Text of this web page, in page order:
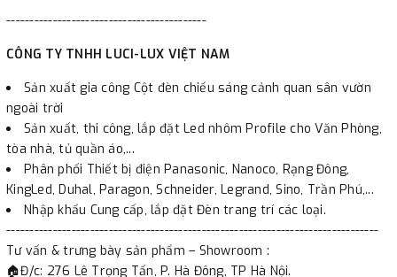
-------------------------------------------
CÔNG TY TNHH LUCI-LUX VIỆT NAM
Sản xuất gia công Cột đèn chiếu sáng cảnh quan sân vườn
ngoài trời
Sản xuất, thi công, lắp đặt Led nhôm Profile cho Văn Phòng,
tòa nhà, tủ quần áo,...
Phân phối Thiết bị điện Panasonic, Nanoco, Rạng Đông,
KingLed, Duhal, Paragon, Schneider, Legrand, Sino, Trần Phú,...
Nhập khẩu Cung cấp, lắp đặt Đèn trang trí các loại.
--------------------------------------------------------------------------------
Tư vấn & trưng bày sản phẩm – Showroom :
🏠Đ/c: 276 Lê Trọng Tấn, P. Hà Đông, TP Hà Nội.